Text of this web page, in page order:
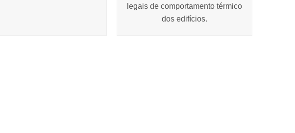
legais de comportamento térmico
dos edifícios.